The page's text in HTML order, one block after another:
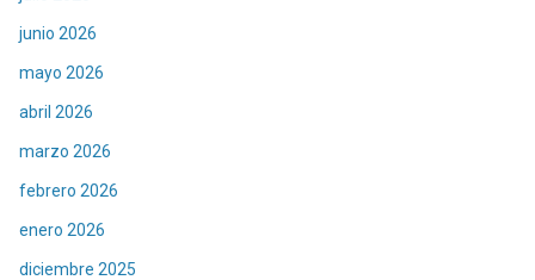
junio 2026
mayo 2026
abril 2026
marzo 2026
febrero 2026
enero 2026
diciembre 2025